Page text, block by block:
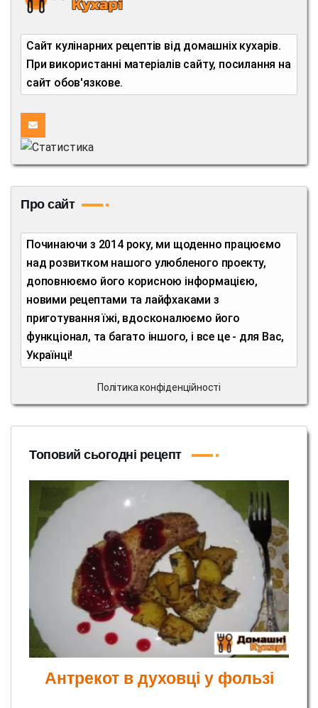
Сайт кулінарних рецептів від домашніх кухарів.
При використанні матеріалів сайту, посилання на
сайт обов'язкове.
Про сайт
Починаючи з 2014 року, ми щоденно працюємо
над розвитком нашого улюбленого проекту,
доповнюємо його корисною інформацією,
новими рецептами та лайфхаками з
приготування їжі, вдосконалюємо його
функціонал, та багато іншого, і все це - для Вас,
Українці!
Політика конфіденційності
Топовий сьогодні рецепт
Антрекот в духовці у фользі